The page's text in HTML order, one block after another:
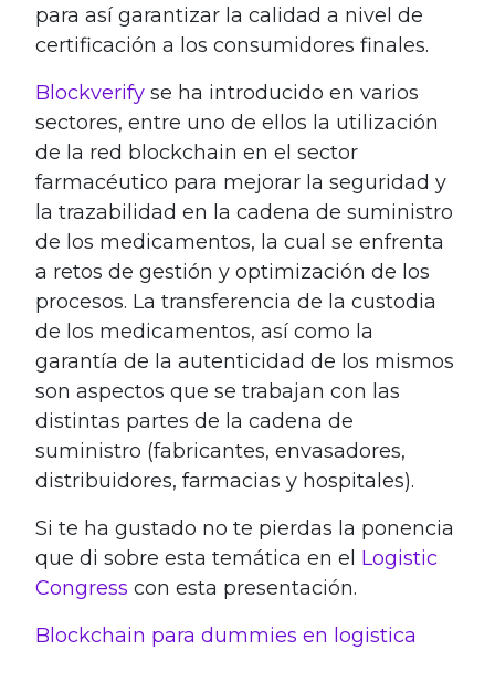
para así garantizar la calidad a nivel de
certificación a los consumidores finales.
Blockverify se ha introducido en varios
sectores, entre uno de ellos la utilización
de la red blockchain en el sector
farmacéutico para mejorar la seguridad y
la trazabilidad en la cadena de suministro
de los medicamentos, la cual se enfrenta
a retos de gestión y optimización de los
procesos. La transferencia de la custodia
de los medicamentos, así como la
garantía de la autenticidad de los mismos
son aspectos que se trabajan con las
distintas partes de la cadena de
suministro (fabricantes, envasadores,
distribuidores, farmacias y hospitales).
Si te ha gustado no te pierdas la ponencia
que di sobre esta temática en el Logistic
Congress con esta presentación.
Blockchain para dummies en logistica